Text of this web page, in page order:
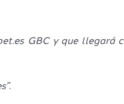
GBC y que llegará